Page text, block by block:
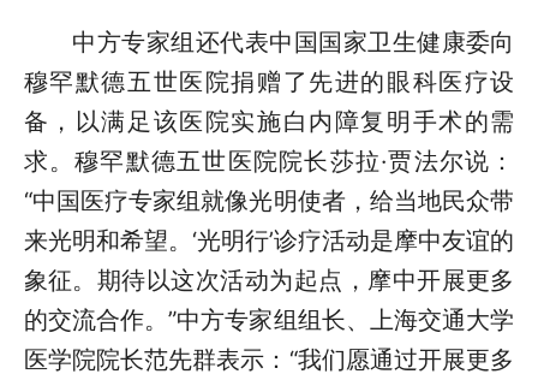
中方专家组还代表中国国家卫生健康委向
穆罕默德五世医院捐赠了先进的眼科医疗设
备，以满足该医院实施白内障复明手术的需
求。穆罕默德五世医院院长莎拉·贾法尔说：
“中国医疗专家组就像光明使者，给当地民众带
来光明和希望。‘光明行’诊疗活动是摩中友谊的
象征。期待以这次活动为起点，摩中开展更多
的交流合作。”中方专家组组长、上海交通大学
医学院院长范先群表示：“我们愿通过开展更多